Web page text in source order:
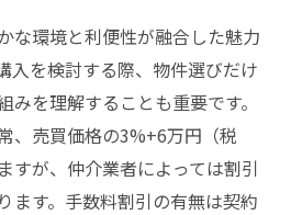
な環境と利便性が融合した魅力
入を検討する際、物件選びだけ
みを理解することも重要です。
、売買価格の3%+6万円（税
すが、仲介業者によっては割引
ます。手数料割引の有無は契約